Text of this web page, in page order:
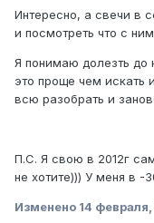
Интересно, а свечи в
и посмотреть что с
Я понимаю долезть до
это проще чем искать
всю разобрать и
П.С. Я свою в 2012г
не хотите))) У меня в -
Изменено 14